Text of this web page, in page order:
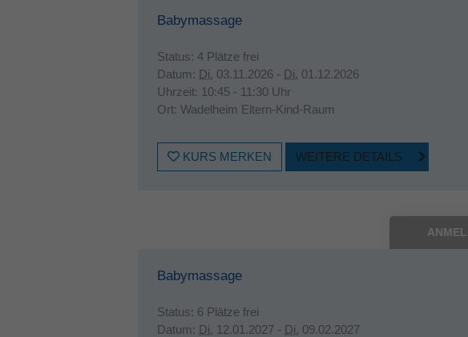
Babymassage
Status: 4 Plätze frei
Datum: Di. 03.11.2026 - Di. 01.12.2026
Uhrzeit: 10:45 - 11:30 Uhr
Ort: Wadelheim Eltern-Kind-Raum
KURS MERKEN WEITERE DETAILS
Babymassage
Status: 6 Plätze frei
Datum: Di. 12.01.2027 - Di. 09.02.2027